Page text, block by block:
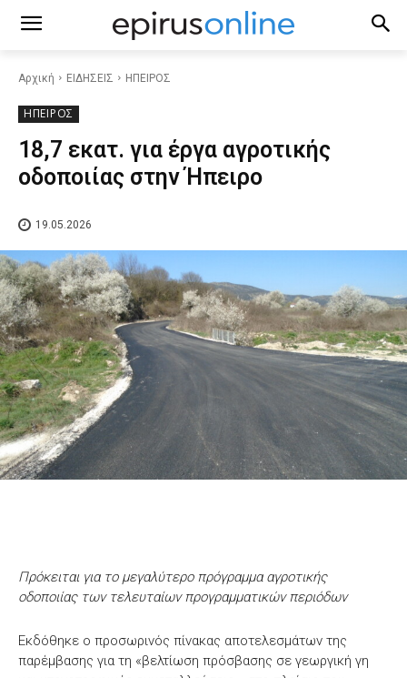
Αρχική ΕΙΔΗΣΕΙΣ ΗΠΕΙΡΟΣ
ΗΠΕΙΡΟΣ
18,7 εκατ. για έργα αγροτικής
οδοποιίας στην Ήπειρο
19.05.2026
Πρόκειται για το μεγαλύτερο πρόγραμμα αγροτικής
οδοποιίας των τελευταίων προγραμματικών περιόδων
Εκδόθηκε ο προσωρινός πίνακας αποτελεσμάτων της
παρέμβασης για τη «βελτίωση πρόσβασης σε γεωργική γη